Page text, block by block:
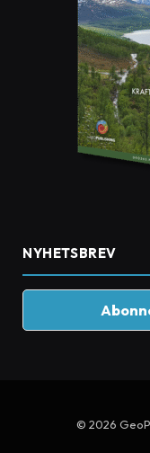
NYHETSBREV
© 2026